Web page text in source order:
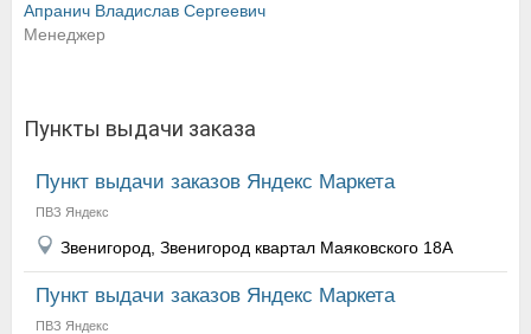
Апранич Владислав Сергеевич
Менеджер
Пункты выдачи заказа
Пункт выдачи заказов Яндекс Маркета
ПВЗ Яндекс
Звенигород, Звенигород квартал Маяковского 18А
Пункт выдачи заказов Яндекс Маркета
ПВЗ Яндекс